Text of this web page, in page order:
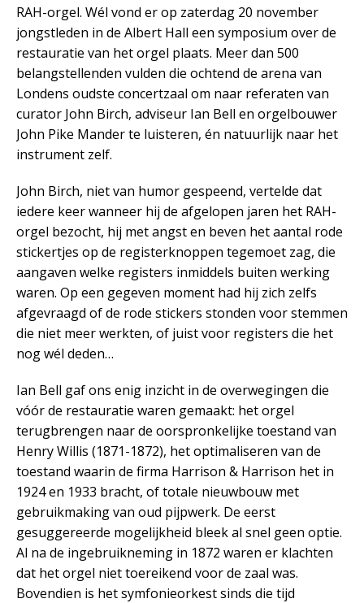
RAH-orgel. Wél vond er op zaterdag 20 november
jongstleden in de Albert Hall een symposium over de
restauratie van het orgel plaats. Meer dan 500
belangstellenden vulden die ochtend de arena van
Londens oudste concertzaal om naar referaten van
curator John Birch, adviseur Ian Bell en orgelbouwer
John Pike Mander te luisteren, én natuurlijk naar het
instrument zelf.
John Birch, niet van humor gespeend, vertelde dat
iedere keer wanneer hij de afgelopen jaren het RAH-
orgel bezocht, hij met angst en beven het aantal rode
stickertjes op de registerknoppen tegemoet zag, die
aangaven welke registers inmiddels buiten werking
waren. Op een gegeven moment had hij zich zelfs
afgevraagd of de rode stickers stonden voor stemmen
die niet meer werkten, of juist voor registers die het
nog wél deden…
Ian Bell gaf ons enig inzicht in de overwegingen die
vóór de restauratie waren gemaakt: het orgel
terugbrengen naar de oorspronkelijke toestand van
Henry Willis (1871-1872), het optimaliseren van de
toestand waarin de firma Harrison & Harrison het in
1924 en 1933 bracht, of totale nieuwbouw met
gebruikmaking van oud pijpwerk. De eerst
gesuggereerde mogelijkheid bleek al snel geen optie.
Al na de ingebruikneming in 1872 waren er klachten
dat het orgel niet toereikend voor de zaal was.
Bovendien is het symfonieorkest sinds die tijd